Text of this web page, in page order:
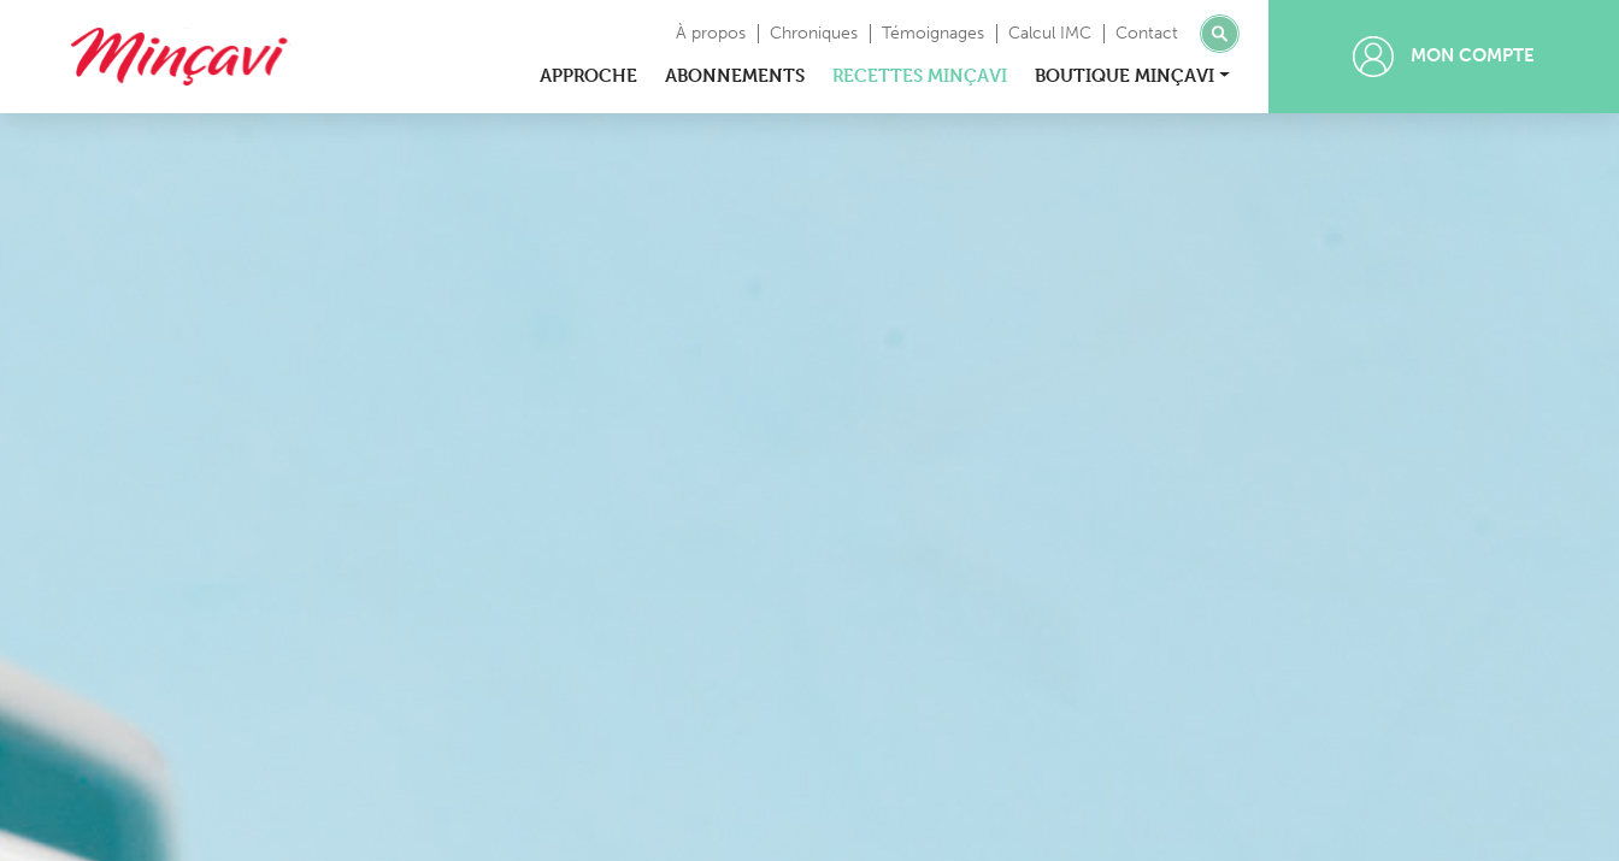
À propos Chroniques Témoignages Calcul IMC Contact
APPROCHE ABONNEMENTS RECETTES MINÇAVI BOUTIQUE MINÇAVI
MON COMPTE